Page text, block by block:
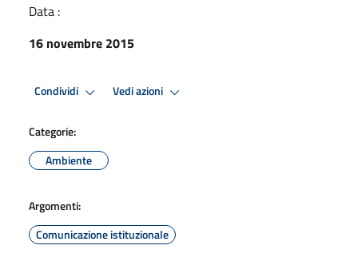
Data :
16 novembre 2015
Condividi Vedi azioni
Categorie:
Ambiente
Argomenti:
Comunicazione istituzionale